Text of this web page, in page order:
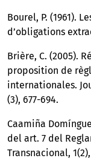
Bourel, P. (1961).
d’obligations
Brière, C. (2005).
proposition de
internationales.
(3), 677-694.
Caamiña
del art. 7 del
Transnacional, 1(2),